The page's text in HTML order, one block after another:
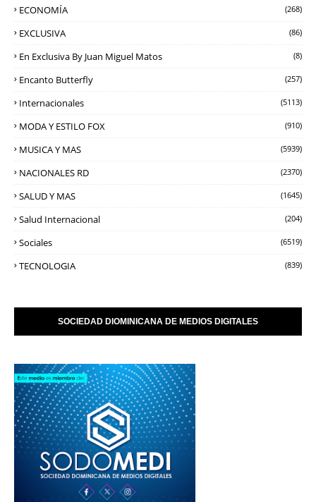
ECONOMÍA (268)
EXCLUSIVA (86)
En Exclusiva By Juan Miguel Matos (8)
Encanto Butterfly (257)
Internacionales (5113)
MODA Y ESTILO FOX (910)
MUSICA Y MAS (5939)
NACIONALES RD (2370)
SALUD Y MAS (1645)
Salud Internacional (204)
Sociales (6519)
TECNOLOGIA (839)
SOCIEDAD DIOMINICANA DE MEDIOS DIGITALES